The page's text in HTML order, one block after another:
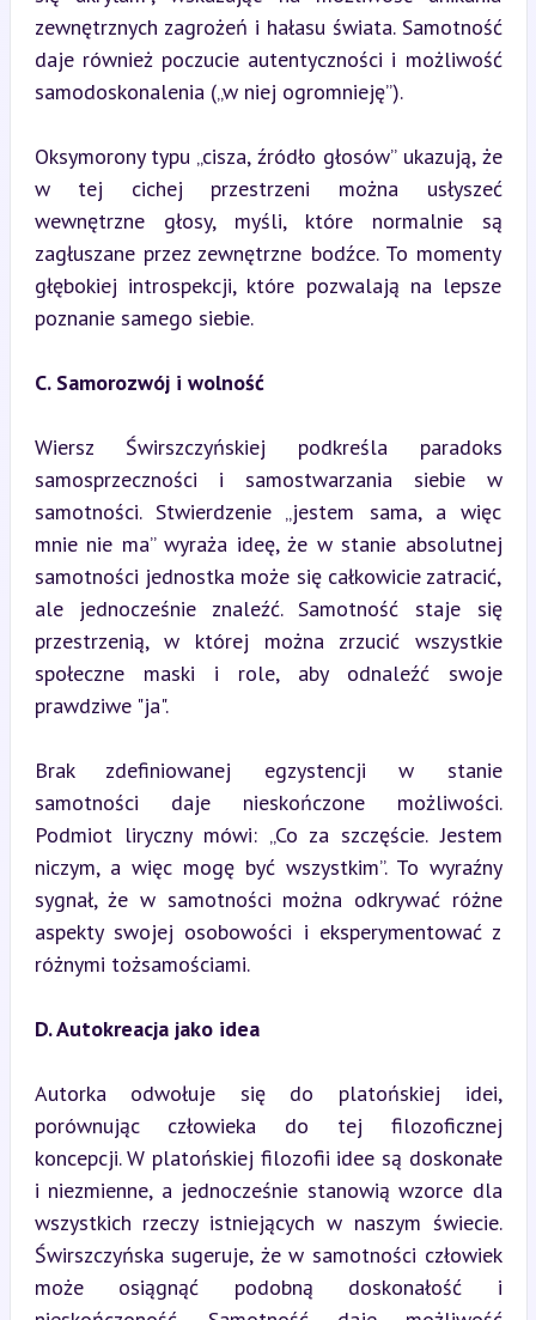
zewnętrznych zagrożeń i hałasu świata. Samotność
daje również poczucie autentyczności i możliwość
samodoskonalenia („w niej ogromnieję”).
Oksymorony typu „cisza, źródło głosów” ukazują, że
w tej cichej przestrzeni można usłyszeć
wewnętrzne głosy, myśli, które normalnie są
zagłuszane przez zewnętrzne bodźce. To momenty
głębokiej introspekcji, które pozwalają na lepsze
poznanie samego siebie.
C. Samorozwój i wolność
Wiersz Świrszczyńskiej podkreśla paradoks
samosprzeczności i samostwarzania siebie w
samotności. Stwierdzenie „jestem sama, a więc
mnie nie ma” wyraża ideę, że w stanie absolutnej
samotności jednostka może się całkowicie zatracić,
ale jednocześnie znaleźć. Samotność staje się
przestrzenią, w której można zrzucić wszystkie
społeczne maski i role, aby odnaleźć swoje
prawdziwe "ja".
Brak zdefiniowanej egzystencji w stanie
samotności daje nieskończone możliwości.
Podmiot liryczny mówi: „Co za szczęście. Jestem
niczym, a więc mogę być wszystkim”. To wyraźny
sygnał, że w samotności można odkrywać różne
aspekty swojej osobowości i eksperymentować z
różnymi tożsamościami.
D. Autokreacja jako idea
Autorka odwołuje się do platońskiej idei,
porównując człowieka do tej filozoficznej
koncepcji. W platońskiej filozofii idee są doskonałe
i niezmienne, a jednocześnie stanowią wzorce dla
wszystkich rzeczy istniejących w naszym świecie.
Świrszczyńska sugeruje, że w samotności człowiek
może osiągnąć podobną doskonałość i